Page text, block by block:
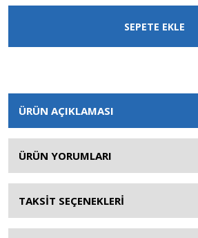
SEPETE EKLE
ÜRÜN AÇIKLAMASI
ÜRÜN YORUMLARI
TAKSİT SEÇENEKLERİ